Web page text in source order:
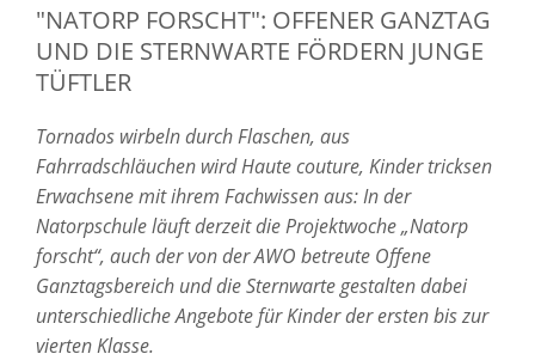
"NATORP FORSCHT": OFFENER GANZTAG
UND DIE STERNWARTE FÖRDERN JUNGE
TÜFTLER
Tornados wirbeln durch Flaschen, aus
Fahrradschläuchen wird Haute couture, Kinder tricksen
Erwachsene mit ihrem Fachwissen aus: In der
Natorpschule läuft derzeit die Projektwoche „Natorp
forscht“, auch der von der AWO betreute Offene
Ganztagsbereich und die Sternwarte gestalten dabei
unterschiedliche Angebote für Kinder der ersten bis zur
vierten Klasse.